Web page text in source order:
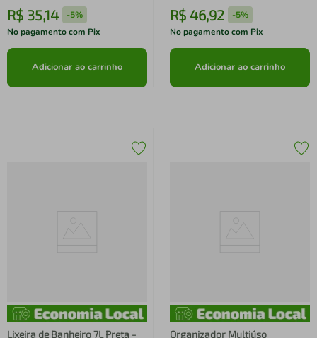
R$ 35,14 -5%
No pagamento com Pix
Adicionar ao carrinho
R$ 46,92 -5%
No pagamento com Pix
Adicionar ao carrinho
Lixeira de Banheiro 7L Preta -
Organizador Multiúso